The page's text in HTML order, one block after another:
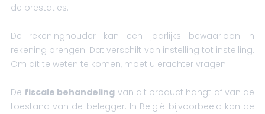
de prestaties.
De rekeninghouder kan een jaarlijks bewaarloon in
rekening brengen. Dat verschilt van instelling tot instelling.
Om dit te weten te komen, moet u erachter vragen.
De fiscale behandeling van dit product hangt af van de
toestand van de belegger. In België bijvoorbeeld kan de